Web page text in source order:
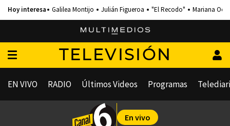
Galilea Montijo Julián Figueroa "El Recodo" Mariana
TELEVISIÓN
EN VIVO RADIO Últimos Videos Programas
En vivo